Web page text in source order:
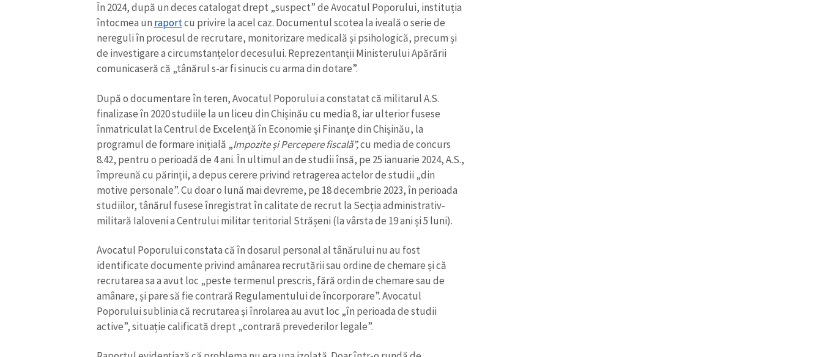
În 2024, după un deces catalogat drept „suspect” de Avocatul Poporului, instituția
întocmea un raportcu privire la acel caz. Documentul scotea la iveală o serie de
nereguli în procesul de recrutare, monitorizare medicală și psihologică, precum și
de investigare a circumstanțelor decesului. Reprezentanții Ministerului Apărării
comunicaseră că „tânărul s-ar fi sinucis cu arma din dotare”.
După o documentare în teren, Avocatul Poporului a constatat că militarul A.S.
finalizase în 2020 studiile la un liceu din Chișinău cu media 8, iar ulterior fusese
înmatriculat la Centrul de Excelenţă în Economie şi Finanţe din Chișinău, la
programul de formare inițială „Impozite și Percepere fiscală”,cu media de concurs
8.42, pentru o perioadă de 4 ani. În ultimul an de studii însă, pe 25 ianuarie 2024, A.S.,
împreună cu părinții, a depus cerere privind retragerea actelor de studii „din
motive personale”. Cu doar o lună mai devreme, pe 18 decembrie 2023, în perioada
studiilor, tânărul fusese înregistrat în calitate de recrut la Secţia administrativ-
militară Ialoveni a Centrului militar teritorial Strășeni (la vârsta de 19 ani și 5 luni).
Avocatul Poporului constata că în dosarul personal al tânărului nu au fost
identificate documente privind amânarea recrutării sau ordine de chemare și că
recrutarea sa a avut loc „peste termenul prescris, fără ordin de chemare sau de
amânare, și pare să fie contrară Regulamentului de încorporare”. Avocatul
Poporului sublinia că recrutarea și înrolarea au avut loc „în perioada de studii
active”, situație calificată drept „contrară prevederilor legale”.